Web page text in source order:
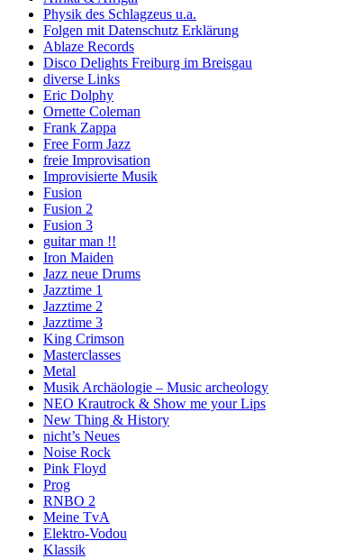
Physik des Schlagzeus u.a.
Folgen mit Datenschutz Erklärung
Ablaze Records
Disco Delights Freiburg im Breisgau
diverse Links
Eric Dolphy
Ornette Coleman
Frank Zappa
Free Form Jazz
freie Improvisation
Improvisierte Musik
Fusion
Fusion 2
Fusion 3
guitar man !!
Iron Maiden
Jazz neue Drums
Jazztime 1
Jazztime 2
Jazztime 3
King Crimson
Masterclasses
Metal
Musik Archäologie – Music archeology
NEO Krautrock & Show me your Lips
New Thing & History
nicht’s Neues
Noise Rock
Pink Floyd
Prog
RNBO 2
Meine TvA
Elektro-Vodou
Klassik